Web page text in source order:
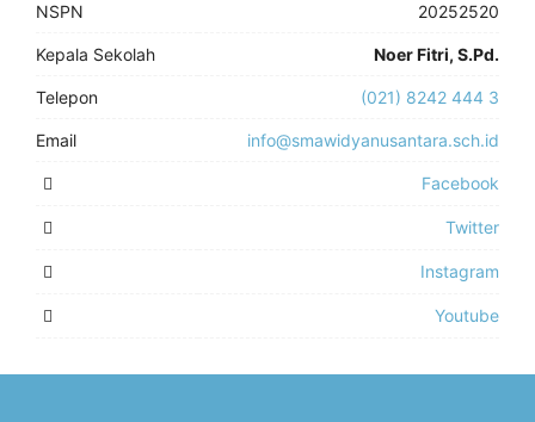
NSPN 20252520
Kepala Sekolah Noer Fitri, S.Pd.
Telepon (021) 8242 444 3
Email info@smawidyanusantara.sch.id
Facebook
Twitter
Instagram
Youtube